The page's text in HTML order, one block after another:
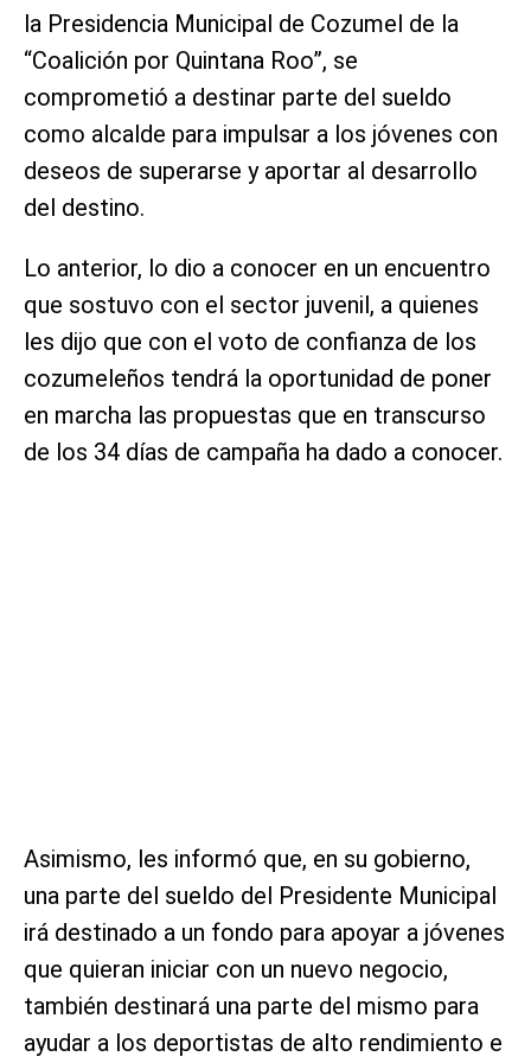
la Presidencia Municipal de Cozumel de la
“Coalición por Quintana Roo”, se
comprometió a destinar parte del sueldo
como alcalde para impulsar a los jóvenes con
deseos de superarse y aportar al desarrollo
del destino.
Lo anterior, lo dio a conocer en un encuentro
que sostuvo con el sector juvenil, a quienes
les dijo que con el voto de confianza de los
cozumeleños tendrá la oportunidad de poner
en marcha las propuestas que en transcurso
de los 34 días de campaña ha dado a conocer.
Asimismo, les informó que, en su gobierno,
una parte del sueldo del Presidente Municipal
irá destinado a un fondo para apoyar a jóvenes
que quieran iniciar con un nuevo negocio,
también destinará una parte del mismo para
ayudar a los deportistas de alto rendimiento e